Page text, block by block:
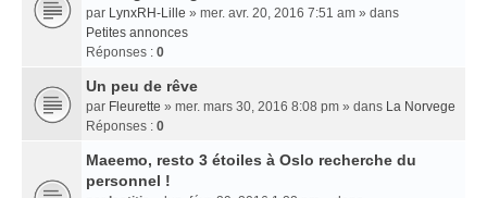
par LynxRH-Lille » mer. avr. 20, 2016 7:51 am » dans
Petites annonces
Réponses : 0
Un peu de rêve
par Fleurette » mer. mars 30, 2016 8:08 pm » dans La Norvege
Réponses : 0
Maeemo, resto 3 étoiles à Oslo recherche du
personnel !